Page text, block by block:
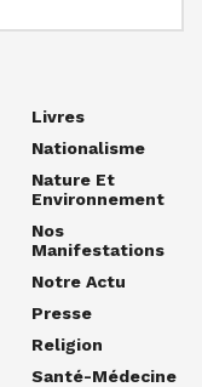
Livres
Nationalisme
Nature Et
Environnement
Nos
Manifestations
Notre Actu
Presse
Religion
Santé-Médecine